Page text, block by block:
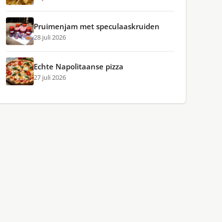
Pruimenjam met speculaaskruiden
28 juli 2026
Echte Napolitaanse pizza
27 juli 2026